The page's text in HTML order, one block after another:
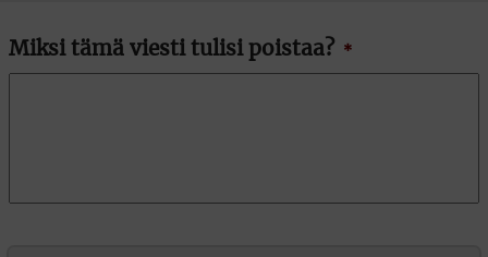
Miksi tämä viesti tulisi poistaa? *